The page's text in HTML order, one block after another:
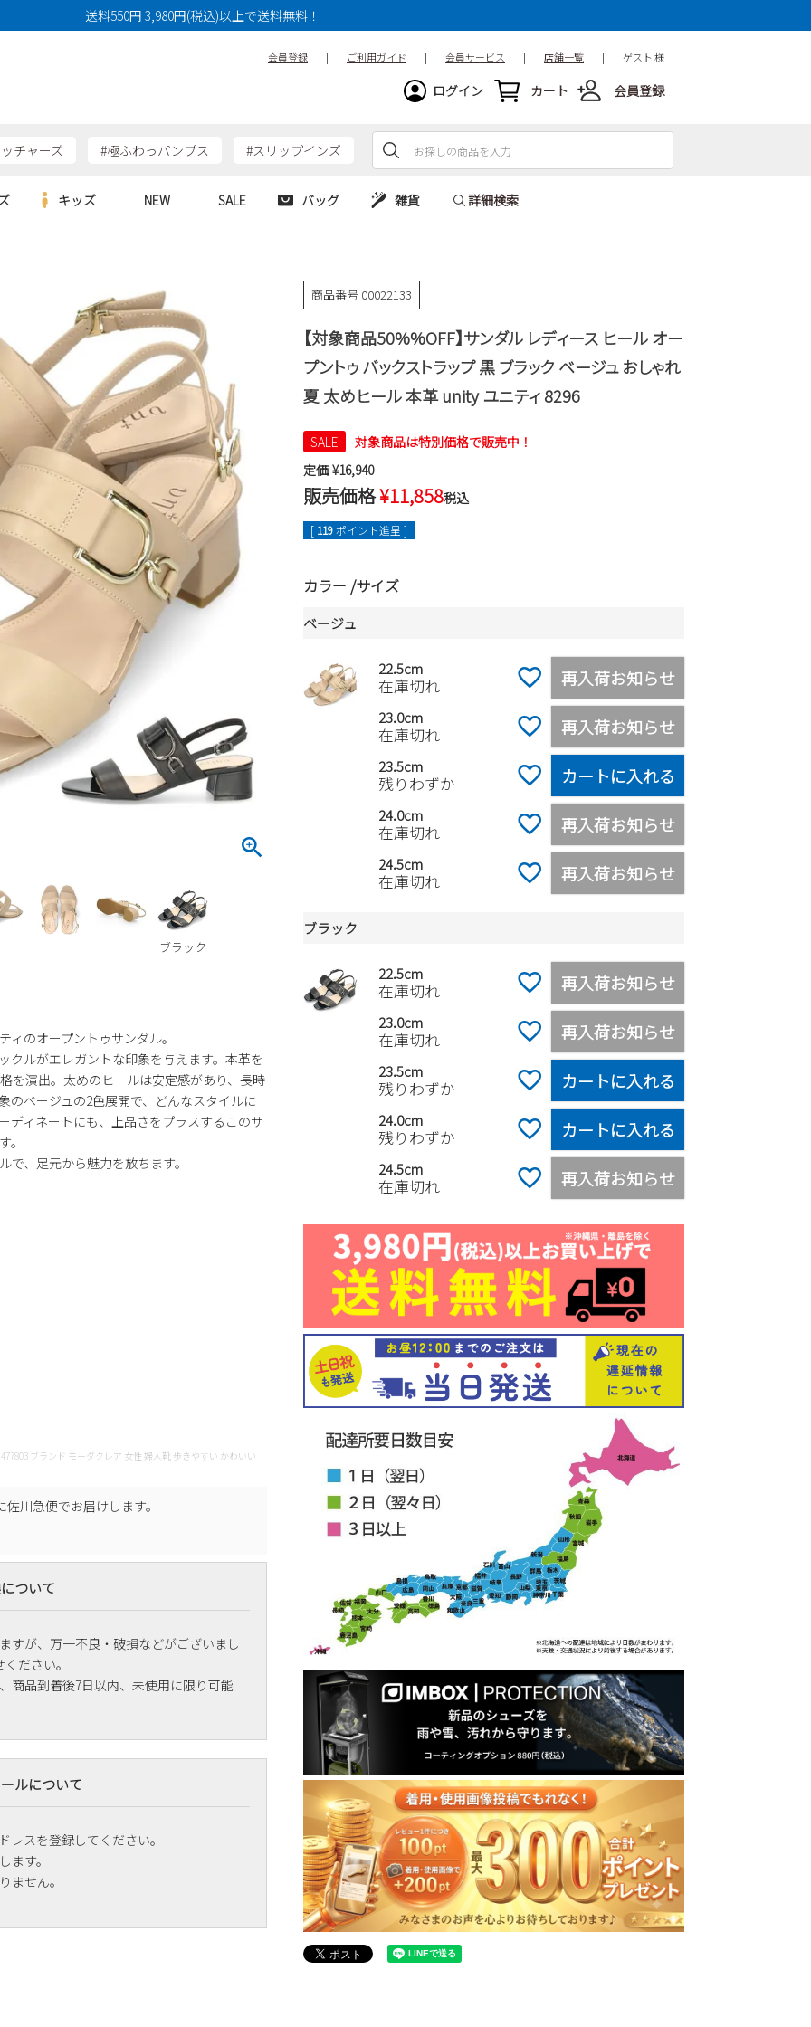
送料550円 3,980円(税込)以上で送料無料！
会員登録 | ご利用ガイド | 会員サービス | 店舗一覧 | ゲスト 様
ログイン カート 会員登録
チャーズ #極ふわっパンプス #スリップインズ
SKECHERS
moz
new balance
puma
ワークシューズ
ブーツ
ウェア
キッズ NEW SALE バッグ 雑貨 詳細検索
ブラック
のオープントゥサンダル。
クルがエレガントな印象を与えます。本革を
を演出。太めのヒールは安定感があり、長時
のベージュの2色展開で、どんなスタイルに
ディネートにも、上品さをプラスするこのサ
。
、足元から魅力を放ちます。
ブランド モーダクレア 女性 婦人靴 歩きやすい かわいい
佐川急便でお届けします。
ついて
すが、万一不良・破損などがございまし
ださい。
商品到着後7日以内、未使用に限り可能
ルについて
スを登録してください。
ます。
ません。
商品番号 00022133
【対象商品50%%OFF】サンダル レディース ヒール オー
プントゥ バックストラップ 黒 ブラック ベージュ おしゃれ
夏 太めヒール 本革 unity ユニティ 8296
SALE
対象商品は特別価格で販売中！
定価 ¥16,940
販売価格¥11,858税込
[ 119ポイント進呈 ]
カラー サイズ
ベージュ
22.5cm
在庫切れ 再入荷お知らせ
23.0cm
在庫切れ 再入荷お知らせ
23.5cm
残りわずか カートに入れる
24.0cm
在庫切れ 再入荷お知らせ
24.5cm
在庫切れ 再入荷お知らせ
ブラック
22.5cm
在庫切れ 再入荷お知らせ
23.0cm
在庫切れ 再入荷お知らせ
23.5cm
残りわずか カートに入れる
24.0cm
残りわずか カートに入れる
24.5cm
在庫切れ 再入荷お知らせ